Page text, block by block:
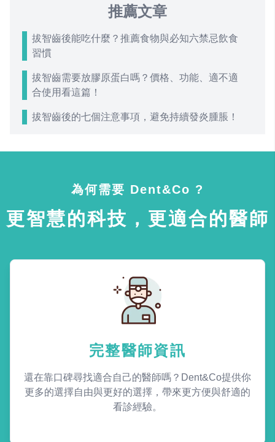
推薦文章
拔智齒後能吃什麼？推薦食物與必知六禁忌飲食
習慣
拔智齒需要放膠原蛋白嗎？價格、功能、適不適
合使用看這篇！
拔智齒後的七個注意事項，避免持續發炎腫脹！
為何需要 Dent&Co ?
更智慧的科技，更適合的醫師
完整醫師資訊
還在靠口碑尋找適合自己的醫師嗎？Dent&Co提供你
更多的選擇自由與更好的選擇，帶來更方便與舒適的
看診經驗。